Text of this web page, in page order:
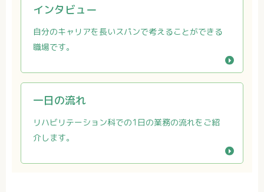
先輩紹介＆一日の流れ
福利厚生・クラブ活動
インタビュー
自分のキャリアを長いスパンで考えることができる
職場です。
一日の流れ
リハビリテーション科での1日の業務の流れをご紹
介します。